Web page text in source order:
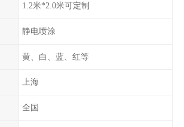
1.2米*2.0米可定制
静电喷涂
黄、白、蓝、红等
上海
全国